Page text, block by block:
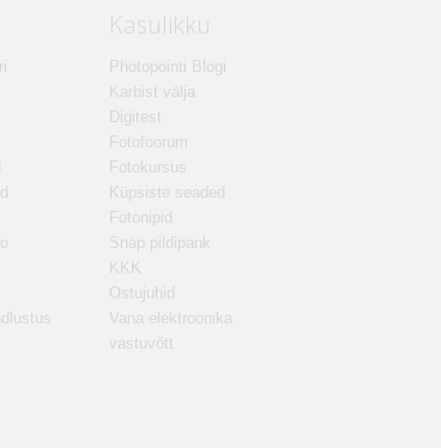
Kasulikku
Photopointi Blogi
Karbist välja
Digitest
Fotofoorum
Fotokursus
Küpsiste seaded
Fotonipid
Snäp pildipank
KKK
Ostujuhid
Vana elektroonika
vastuvõtt